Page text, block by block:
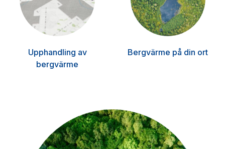
Upphandling av
bergvärme
Bergvärme på din ort